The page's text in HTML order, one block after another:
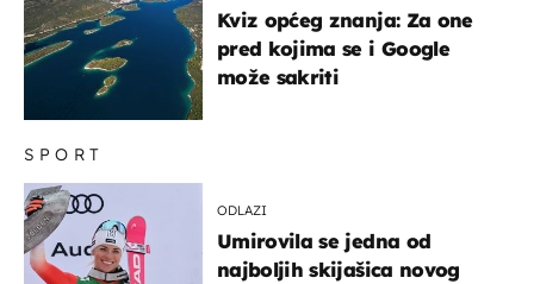
SPORT
ODLAZI
Umirovila se jedna od
najboljih skijašica novog
Kviz općeg znanja: Za one
pred kojima se i Google
može sakriti